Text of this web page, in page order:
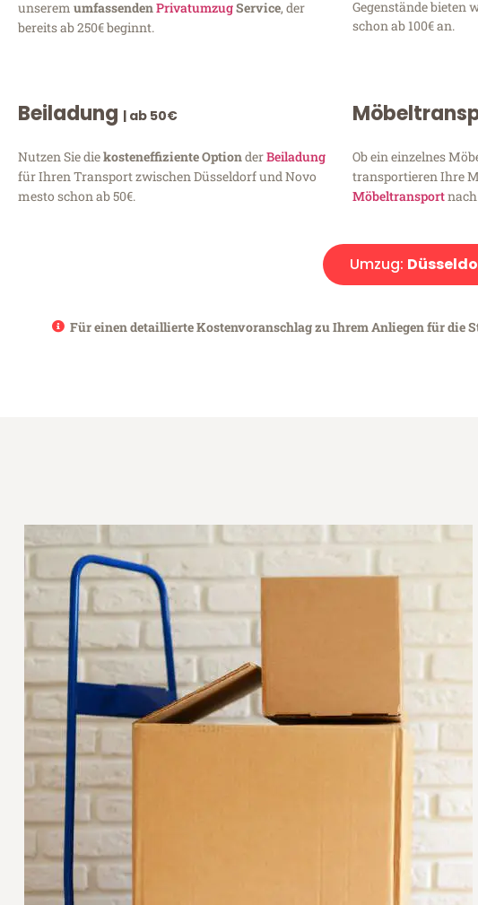
unserem umfassendenPrivatumzugService, der
bereits ab 250€ beginnt.
Gegenstände bieten
schon ab 100€ an.
Beiladung | ab 50€
Nutzen Sie diekosteneffiziente OptionderBeiladung
für Ihren Transport zwischen Düsseldorf und Novo
mesto schon ab 50€.
Ob ein einzelnes
transportieren Ihre
Möbeltransport
Umzug:
Für einen detaillierte Kostenvoranschlag zu Ihrem Anliegen für die